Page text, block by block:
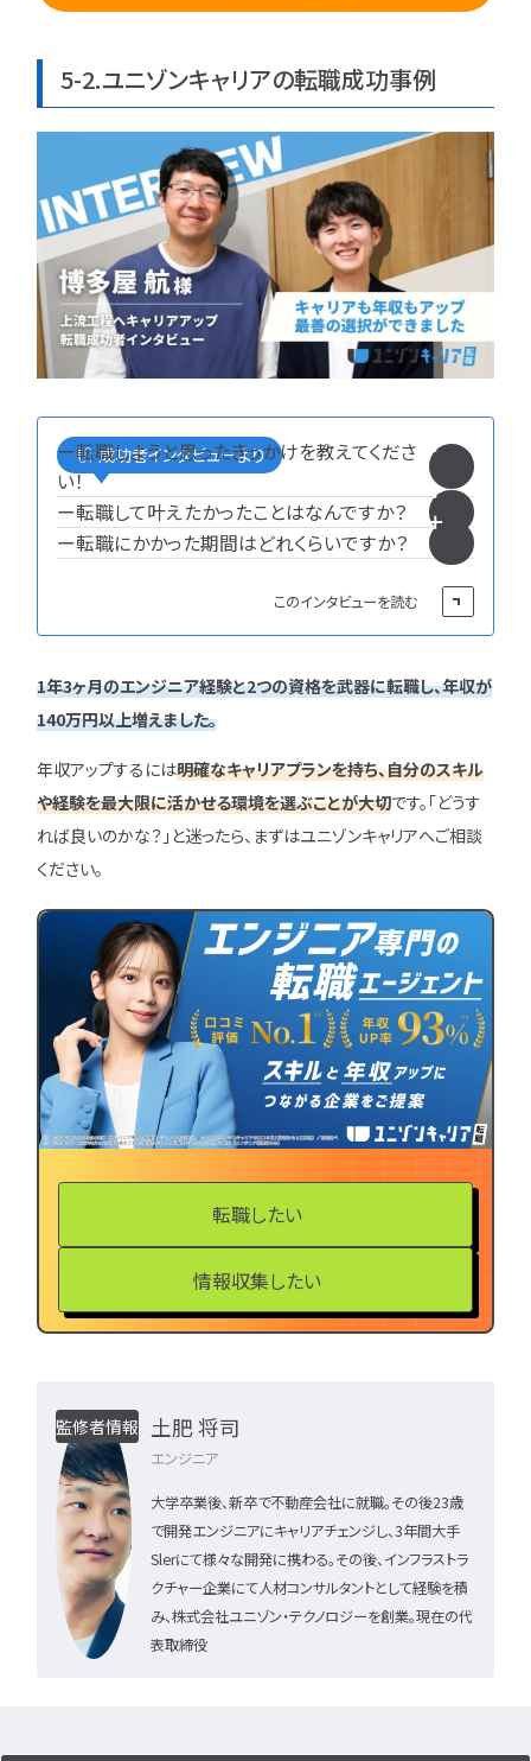
5-2.ユニゾンキャリアの転職成功事例
成功者インタビューより
ー転職しようと思ったきっかけを教えてくださ
い！
ー転職して叶えたかったことはなんですか？
ー転職にかかった期間はどれくらいですか？
このインタビューを読む
1年3ヶ月のエンジニア経験と2つの資格を武器に転職し、年収が
140万円以上増えました。
年収アップするには明確なキャリアプランを持ち、自分のスキル
や経験を最大限に活かせる環境を選ぶことが大切です。「どうす
れば良いのかな？」と迷ったら、まずはユニゾンキャリアへご相談
ください。
転職したい
情報収集したい
監修者情報 土肥 将司
エンジニア
大学卒業後、新卒で不動産会社に就職。その後23歳
で開発エンジニアにキャリアチェンジし、3年間大手
Slerにて様々な開発に携わる。その後、インフラストラ
クチャー企業にて人材コンサルタントとして経験を積
み、株式会社ユニゾン・テクノロジーを創業。現在の代
表取締役